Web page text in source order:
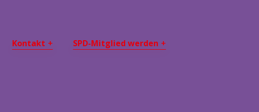
Kontakt SPD-Mitglied werden